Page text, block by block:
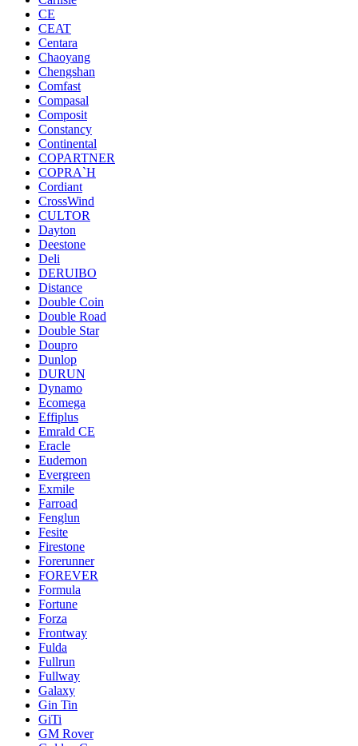
CE
CEAT
Centara
Chaoyang
Chengshan
Comfast
Compasal
Composit
Constancy
Continental
COPARTNER
COPRA`H
Cordiant
CrossWind
CULTOR
Dayton
Deestone
Deli
DERUIBO
Distance
Double Coin
Double Road
Double Star
Doupro
Dunlop
DURUN
Dynamo
Ecomega
Effiplus
Emrald СЕ
Eracle
Eudemon
Evergreen
Exmile
Farroad
Fenglun
Fesite
Firestone
Forerunner
FOREVER
Formula
Fortune
Forza
Frontway
Fulda
Fullrun
Fullway
Galaxy
Gin Tin
GiTi
GM Rover